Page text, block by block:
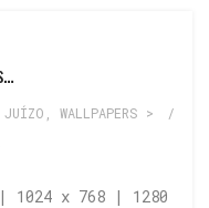
JUÍZO WALLPAPERS >
/
1024 x 768 | 1280